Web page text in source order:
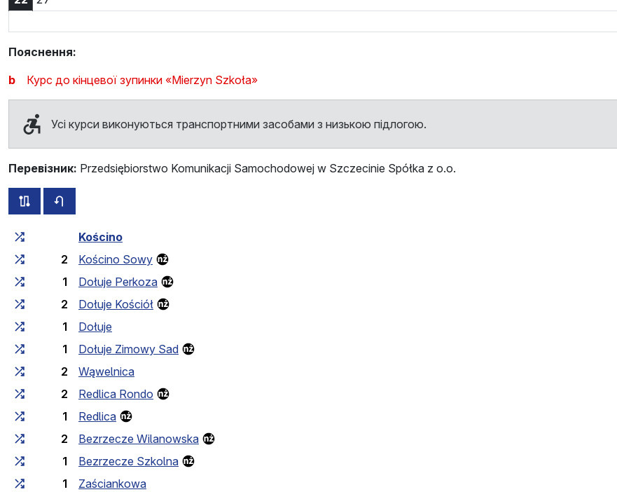
Пояснення:
b
Курс до кінцевої зупинки «Mierzyn Szkoła»
Усі курси виконуються транспортними засобами з низькою підлогою.
Перевізник: Przedsiębiorstwo Komunikacji Samochodowej w Szczecinie Spółka z o.o.
всі схеми цього маршруту
Загальний час у дорозі
Kościno
2
Kościno Sowy
1
Dołuje Perkoza
2
Dołuje Kościół
1
Dołuje
1
Dołuje Zimowy Sad
2
Wąwelnica
2
Redlica Rondo
1
Redlica
2
Bezrzecze Wilanowska
1
Bezrzecze Szkolna
1
Zaściankowa